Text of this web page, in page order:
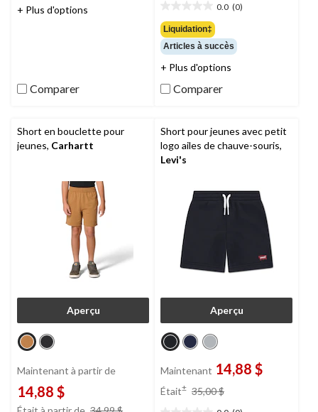
étoile(s)
+ Plus d'options
Comparer
29,99 $
0.0 (0)
étoile(s)
sur
5.
Liquidation‡
Articles à succès
+ Plus d'options
Comparer
Short en bouclette pour
jeunes, Carhartt
Aperçu
Maintenant à partir de
14,88 $
Short pour jeunes avec petit
logo ailes de chauve-souris,
Levi's
Aperçu
Maintenant 14,88 $
Était± 35,00 $